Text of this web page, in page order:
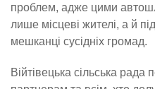
проблем, адже цими
лише місцеві жителі, а й
мешканці сусідніх громад.
Війтівецька сільська рада